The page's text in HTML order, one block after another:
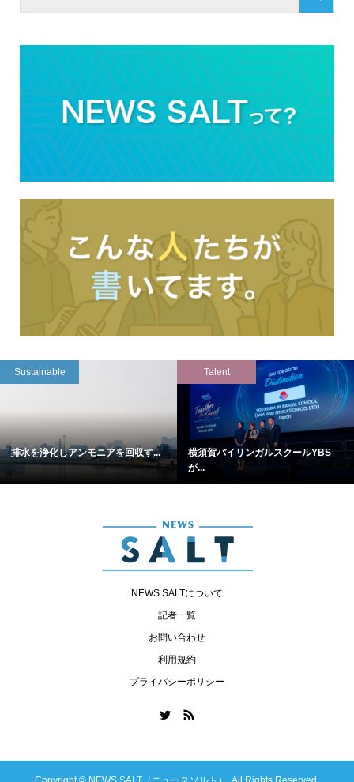
Sustainable
排水を浄化しアンモニアを回収す...
Talent
横須賀バイリンガルスクールYBS
が...
NEWS SALTについて
記者一覧
お問い合わせ
利用規約
プライバシーポリシー